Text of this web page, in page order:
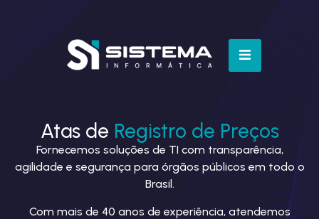
Atas de Registro de Preços
Fornecemos soluções de TI com transparência,
agilidade e segurança para órgãos públicos em todo o
Brasil.
Com mais de 40 anos de experiência, atendemos